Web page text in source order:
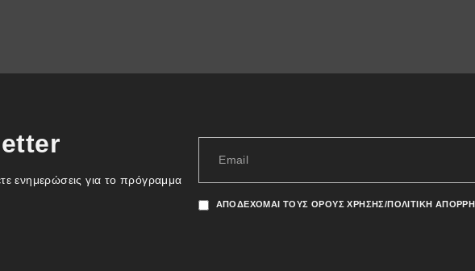
ενημερώσεις για το πρόγραμμα
ΑΠΟΔΈΧΟΜΑΙ ΤΟΥΣ ΌΡΟΥΣ ΧΡΉΣΗΣ/ΠΟΛΙΤΙΚΉ